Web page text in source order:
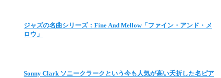
ジャズの名曲シリーズ：Fine And Mellow「ファイン・アンド・メ
ロウ」
Sonny Clark ソニークラークという今も人気が高い夭折した名ピア